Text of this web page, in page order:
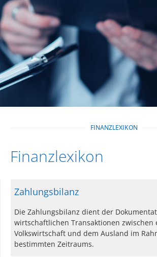
FINANZLEXIKON
Finanzlexikon
Zahlungsbilanz
Die Zahlungsbilanz dient der
wirtschaftlichen Transaktionen zwischen
Volkswirtschaft und dem Ausland im
bestimmten Zeitraums.